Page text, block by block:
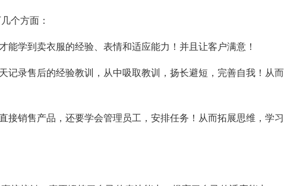
个方面：
能学到卖衣服的经验、表情和适应能力！并且让客户满意！
记录售后的经验教训，从中吸取教训，扬长避短，完善自我！从而
接销售产品，还要学会管理员工，安排任务！从而拓展思维，学习